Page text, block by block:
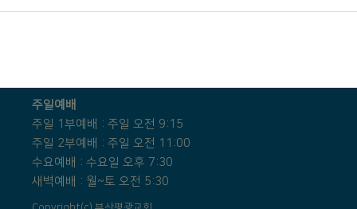
주일예배
주일 1부예배 : 주일 오전 9:15
주일 2부예배 : 주일 오전 11:00
수요예배 : 수요일 오후 7:30
새벽예배 : 월~토 오전 5:30